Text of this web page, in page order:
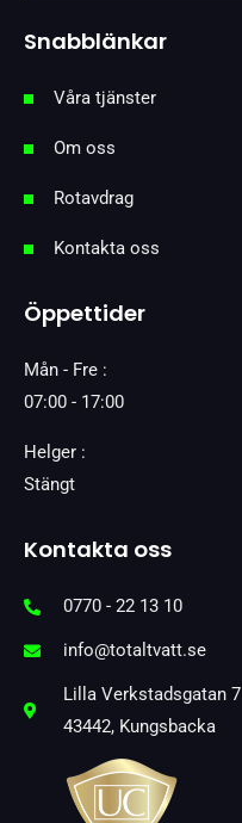
Snabblänkar
Våra tjänster
Om oss
Rotavdrag
Kontakta oss
Öppettider
Mån - Fre :
07:00 - 17:00
Helger :
Stängt
Kontakta oss
0770 - 22 13 10
info@totaltvatt.se
Lilla Verkstadsgatan 7
43442, Kungsbacka